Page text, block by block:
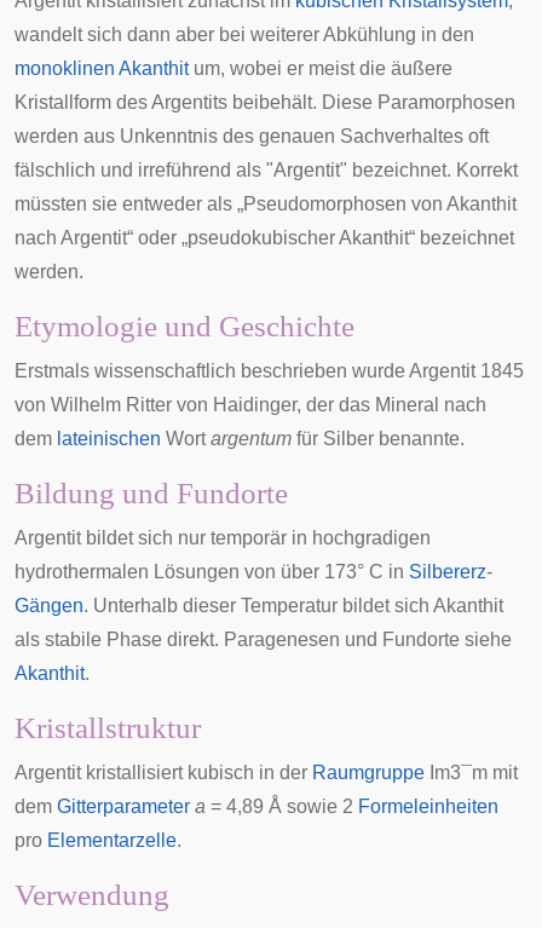
wandelt sich dann aber bei weiterer Abkühlung in den
monoklinen Akanthitum, wobei er meist die äußere
Kristallform des Argentits beibehält. Diese Paramorphosen
werden aus Unkenntnis des genauen Sachverhaltes oft
fälschlich und irreführend als "Argentit" bezeichnet. Korrekt
müssten sie entweder als „Pseudomorphosen von Akanthit
nach Argentit“ oder „pseudokubischer Akanthit“ bezeichnet
werden.
Etymologie und Geschichte
Erstmals wissenschaftlich beschrieben wurde Argentit 1845
von Wilhelm Ritter von Haidinger, der das Mineral nach
dem lateinischen Wortargentum für Silber benannte.
Bildung und Fundorte
Argentit bildet sich nur temporär in hochgradigen
hydrothermalen Lösungen von über 173° C in Silbererz-
Gängen. Unterhalb dieser Temperatur bildet sich Akanthit
als stabile Phase direkt. Paragenesen und Fundorte siehe
Akanthit.
Kristallstruktur
Argentit kristallisiert kubisch in der Raumgruppe m3¯m mit
dem Gitterparameter a = 4,89 Å sowie 2 Formeleinheiten
pro Elementarzelle.
Verwendung